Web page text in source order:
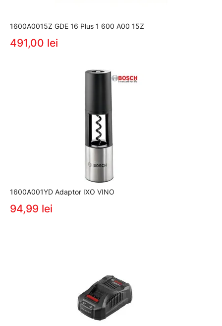
1600A0015Z GDE 16 Plus 1 600 A00 15Z
491,00 lei
1600A001YD Adaptor IXO VINO
94,99 lei